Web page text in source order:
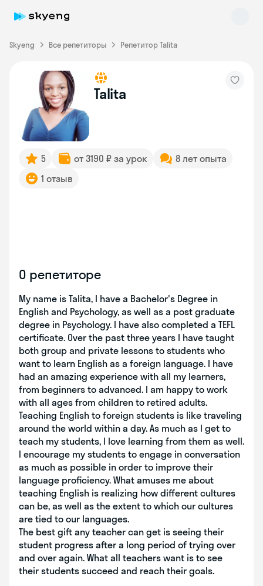
Skyeng Все репетиторы Репетитор Talita
Talita
5 от 3190 ₽ за урок
8 лет опыта
1 отзыв
О репетиторе
My name is Talita, I have a Bachelor's Degree in
English and Psychology, as well as a post graduate
degree in Psychology. I have also completed a TEFL
certificate. Over the past three years I have taught
both group and private lessons to students who
want to learn English as a foreign language. I have
had an amazing experience with all my learners,
from beginners to advanced. I am happy to work
with all ages from children to retired adults.
Teaching English to foreign students is like traveling
around the world within a day. As much as I get to
teach my students, I love learning from them as well.
I encourage my students to engage in conversation
as much as possible in order to improve their
language proficiency. What amuses me about
teaching English is realizing how different cultures
can be, as well as the extent to which our cultures
are tied to our languages.
The best gift any teacher can get is seeing their
student progress after a long period of trying over
and over again. What all teachers want is to see
their students succeed and reach their goals.
Skyeng Chat
online